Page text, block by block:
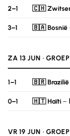
2–1 🇨🇭
3–1 🇧🇦 Bosnië
ZA 13 JUN ·
1–1 🇧🇷 Brazilië
0–1 🇭🇹 Haïti–
VR 19 JUN ·